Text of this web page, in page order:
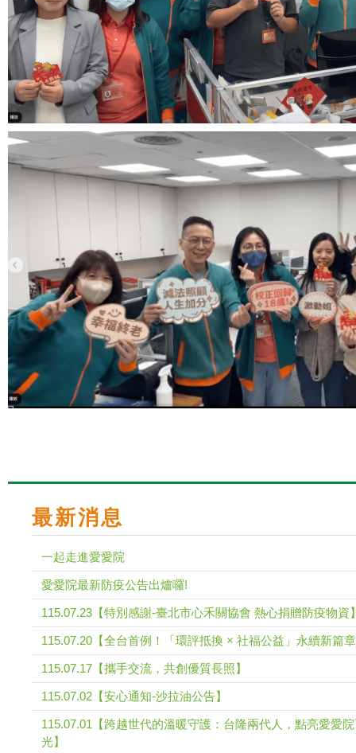
最新消息
一起走進愛愛院
愛愛院最新防疫公告出爐囉!
115.07.23【特別感謝-臺北市心禾關協會 熱心捐贈防疫物資
115.07.20【全台首例！「環評抵換 × 社福公益」永續新篇
115.07.17【攜手交流，共創優質長照】
115.07.02【安心通知-沙拉油公告】
115.07.01【跨越世代的溫暖守護：台隆兩代人，點亮愛愛
光】